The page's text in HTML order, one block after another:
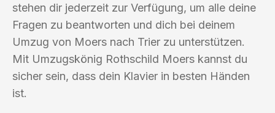
stehen dir jederzeit zur Verfügung, um alle deine
Fragen zu beantworten und dich bei deinem
Umzug von Moers nach Trier zu unterstützen.
Mit Umzugskönig Rothschild Moers kannst du
sicher sein, dass dein Klavier in besten Händen
ist.